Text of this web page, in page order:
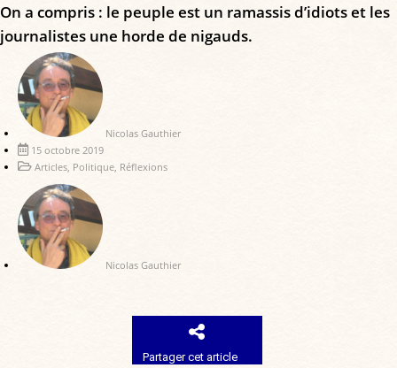
On a compris : le peuple est un ramassis d’idiots et les
journalistes une horde de nigauds.
Nicolas Gauthier
15 octobre 2019
Articles Politique Réflexions
Nicolas Gauthier
Partager cet article